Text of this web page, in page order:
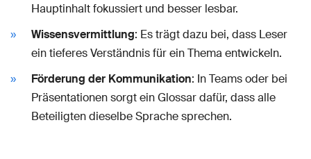
Hauptinhalt fokussiert und besser lesbar.
Wissensvermittlung: Es trägt dazu bei, dass Leser
ein tieferes Verständnis für ein Thema entwickeln.
Förderung der Kommunikation: In Teams oder bei
Präsentationen sorgt ein Glossar dafür, dass alle
Beteiligten dieselbe Sprache sprechen.